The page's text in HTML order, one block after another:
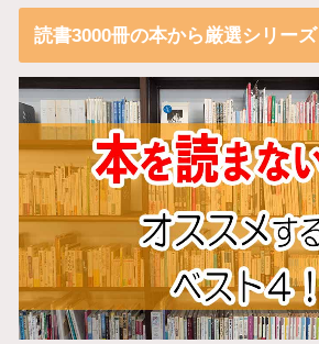
読書3000冊の本から厳選シリーズ